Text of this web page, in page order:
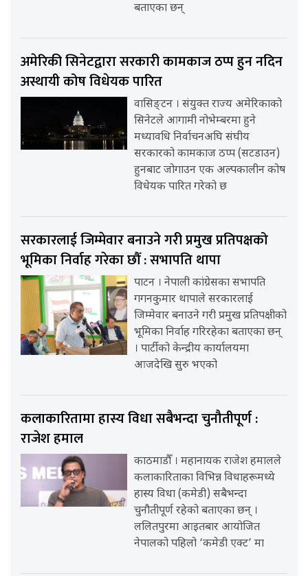
बताएका छन्
अमेरिकी सिनेटद्वारा सरकारी कामकाज ठप्प हुन नदिन
अस्थायी कोष विधेयक पारित
वासिङ्टन । संयुक्त राज्य अमेरिकाको
सिनेटले आगामी नोभेम्बरमा हुने
मध्यावधि निर्वाचनअघि संघीय
सरकारको कामकाज ठप्प (सटडाउन)
हुनबाट जोगाउन एक अल्पकालीन कोष
विधेयक पारित गरेको छ
सरकारलाई जिम्मेवार बनाउने गरी प्रमुख प्रतिपक्षको
भूमिका निर्वाह गरेका छौँ : सभापति थापा
पाटन । नेपाली कांग्रेसका सभापति
गगनकुमार थापाले सरकारलाई
जिम्मेवार बनाउने गरी प्रमुख प्रतिपक्षीको
भूमिका निर्वाह गरिरहेका बताएका छन्
। पार्टीको केन्द्रीय कार्यालयमा
आजदेखि सुरु भएको
कलाकारितामा हास्य विधा सबैभन्दा चुनौतीपूर्ण :
राजेश हमाल
काठमाडौँ । महानायक राजेश हमालले
कलाकारिताका विभिन्न विधाहरूमध्ये
हास्य विधा (कमेडी) सबैभन्दा
चुनौतीपूर्ण रहेको बताएका छन् ।
ललितपुरमा आइतबार आयोजित
नेपालको पहिलो ‘कमेडी एक्ट’ मा